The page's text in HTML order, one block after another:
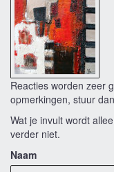
Reacties worden zeer
opmerkingen, stuur
Wat je invult wordt
verder niet.
Naam